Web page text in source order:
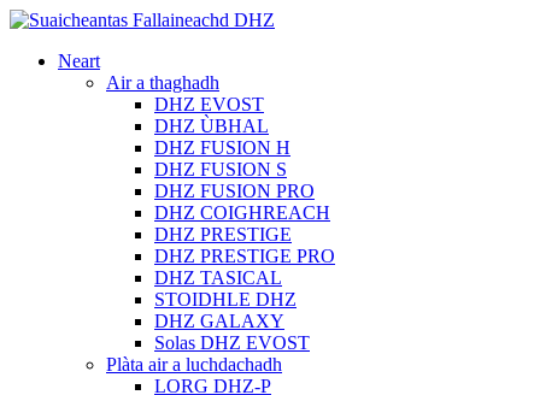
Neart
Air a thaghadh
DHZ EVOST
DHZ ÙBHAL
DHZ FUSION H
DHZ FUSION S
DHZ FUSION PRO
DHZ COIGHREACH
DHZ PRESTIGE
DHZ PRESTIGE PRO
DHZ TASICAL
STOIDHLE DHZ
DHZ GALAXY
Solas DHZ EVOST
Plàta air a luchdachadh
LORG DHZ-P